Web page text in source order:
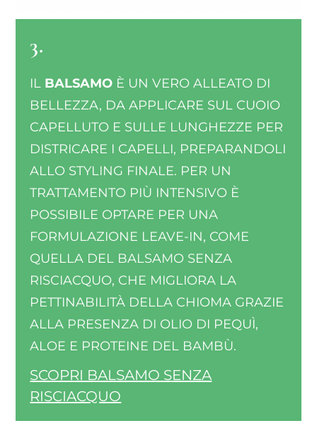
3.
IL BALSAMO È UN VERO ALLEATO DI
BELLEZZA, DA APPLICARE SUL CUOIO
CAPELLUTO E SULLE LUNGHEZZE PER
DISTRICARE I CAPELLI, PREPARANDOLI
ALLO STYLING FINALE. PER UN
TRATTAMENTO PIÙ INTENSIVO È
POSSIBILE OPTARE PER UNA
FORMULAZIONE LEAVE-IN, COME
QUELLA DEL BALSAMO SENZA
RISCIACQUO, CHE MIGLIORA LA
PETTINABILITÀ DELLA CHIOMA GRAZIE
ALLA PRESENZA DI OLIO DI PEQUÌ,
ALOE E PROTEINE DEL BAMBÙ.
SCOPRI BALSAMO SENZA
RISCIACQUO